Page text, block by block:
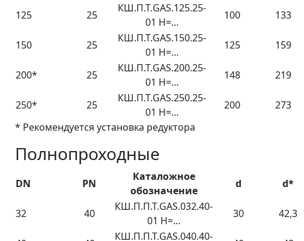
125 25
КШ.П.Т.GAS.125.25-
01 H=…
100 133
150 25
КШ.П.Т.GAS.150.25-
01 H=…
125 159
200* 25
КШ.П.Т.GAS.200.25-
01 H=…
148 219
250* 25
КШ.П.Т.GAS.250.25-
01 H=…
200 273
* Рекомендуется установка редуктора
Полнопроходные
DN PN
Каталожное
обозначение
d d*
32 40
КШ.П.П.Т.GAS.032.40-
01 H=…
30 42,3
КШ.П.П.Т.GAS.040.40-